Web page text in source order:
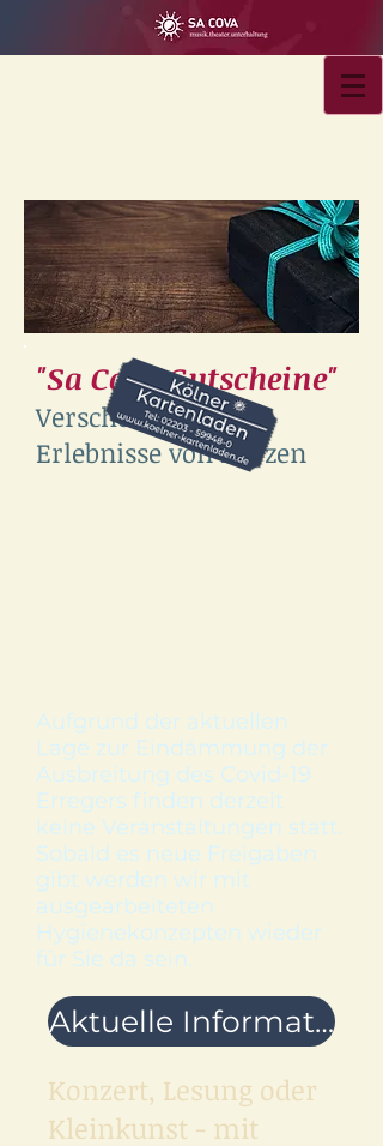
"Sa Cova Gutscheine"
Verschenken Sie
Erlebnisse von Herzen
Aufgrund der aktuellen
Lage zur Eindämmung der
Ausbreitung des Covid-19
Erregers finden derzeit
keine Veranstaltungen statt.
Sobald es neue Freigaben
gibt werden wir mit
ausgearbeiteten
Hygienekonzepten wieder
für Sie da sein.
Aktuelle Informationen
Konzert, Lesung oder
Kleinkunst - mit